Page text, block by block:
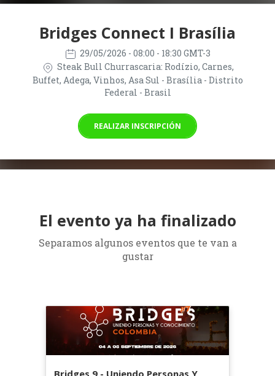
Bridges Connect I Brasília
29/05/2026 - 08:00 - 18:30 GMT-3
Steak Bull Churrascaria: Rodízio, Carnes,
Buffet, Adega, Vinhos, Asa Sul - Brasília - Distrito
Federal - Brasil
REALIZAR INSCRIPCIÓN
El evento ya ha finalizado
Separamos algunos eventos que te van a
gustar